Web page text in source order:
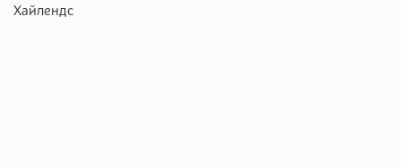
Хайлендс